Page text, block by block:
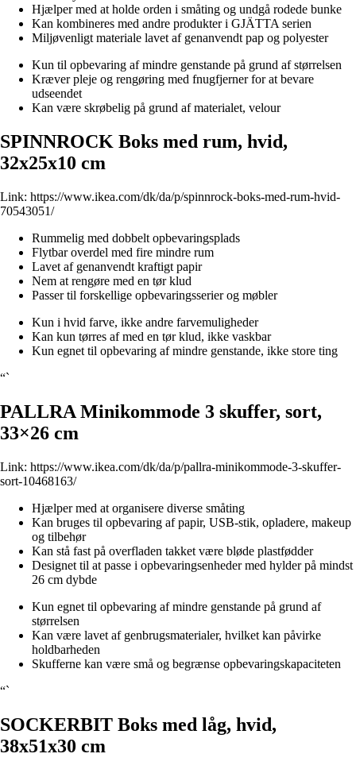
Hjælper med at holde orden i småting og undgå rodede bunke
Kan kombineres med andre produkter i GJÄTTA serien
Miljøvenligt materiale lavet af genanvendt pap og polyester
Kun til opbevaring af mindre genstande på grund af størrelsen
Kræver pleje og rengøring med fnugfjerner for at bevare
udseendet
Kan være skrøbelig på grund af materialet, velour
SPINNROCK Boks med rum, hvid,
32x25x10 cm
Link: https://www.ikea.com/dk/da/p/spinnrock-boks-med-rum-hvid-
70543051/
Rummelig med dobbelt opbevaringsplads
Flytbar overdel med fire mindre rum
Lavet af genanvendt kraftigt papir
Nem at rengøre med en tør klud
Passer til forskellige opbevaringsserier og møbler
Kun i hvid farve, ikke andre farvemuligheder
Kan kun tørres af med en tør klud, ikke vaskbar
Kun egnet til opbevaring af mindre genstande, ikke store ting
“`
PALLRA Minikommode 3 skuffer, sort,
33×26 cm
Link: https://www.ikea.com/dk/da/p/pallra-minikommode-3-skuffer-
sort-10468163/
Hjælper med at organisere diverse småting
Kan bruges til opbevaring af papir, USB-stik, opladere, makeup
og tilbehør
Kan stå fast på overfladen takket være bløde plastfødder
Designet til at passe i opbevaringsenheder med hylder på mindst
26 cm dybde
Kun egnet til opbevaring af mindre genstande på grund af
størrelsen
Kan være lavet af genbrugsmaterialer, hvilket kan påvirke
holdbarheden
Skufferne kan være små og begrænse opbevaringskapaciteten
“`
SOCKERBIT Boks med låg, hvid,
38x51x30 cm